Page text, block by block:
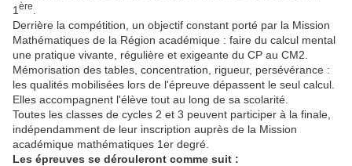
1 ère
Derrière la compétition, un objectif constant porté par la Mission
Mathématiques de la Région académique : faire du calcul mental
une pratique vivante, régulière et exigeante du CP au CM2.
Mémorisation des tables, concentration, rigueur, persévérance :
les qualités mobilisées lors de l'épreuve dépassent le seul calcul.
Elles accompagnent l'élève tout au long de sa scolarité.
Toutes les classes de cycles 2 et 3 peuvent participer à la finale,
indépendamment de leur inscription auprès de la Mission
académique mathématiques 1er degré.
Les épreuves se dérouleront comme suit :